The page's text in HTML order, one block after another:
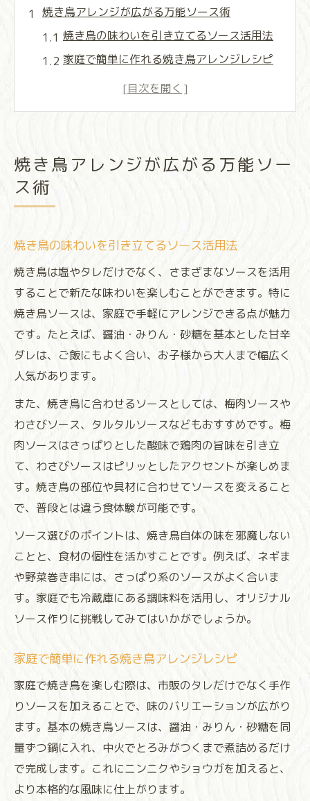
焼き鳥アレンジが広がる万能ソース術
焼き鳥の味わいを引き立てるソース活用法
家庭で簡単に作れる焼き鳥アレンジレシピ
焼き鳥ソースの選び方と組み合わせアイデ
タレ派必見！焼き鳥用の黄金比レシピ
焼き鳥タレの基本材料と比率のポイント
焼き鳥タレのレシピをプロに近づける方法
焼き鳥が一層美味しくなるタレの作り方
ヘルシー思考なら焼き鳥もソースで変身
焼き鳥をヘルシーに楽しむソース選び
健康志向の焼き鳥ソースアレンジ実例集
焼き鳥を低カロリーに仕上げるソース術
焼き鳥のヘルシーアレンジで栄養アップ
自宅で簡単に作れる焼き鳥のソース活用
焼き鳥ソースの簡単アレンジレシピ集
自宅で作る焼き鳥ソースの活用ポイント
焼き鳥のタレを使った活用レシピ特集
レンジで手軽に作れる焼き鳥ソース紹介
焼き鳥ソースで日々の食卓を豊かにする
焼き鳥の味わい深める調味料の選び方
焼き鳥に合う調味料の上手な選び方
焼き鳥ソースと調味料の組み合わせ例
焼き鳥料理におすすめの調味料ランキング
焼き鳥の味を深める調味料選定ポイント
焼き鳥レシピに合うタレの極意とは
焼き鳥レシピ別タレ選びのポイント解説
焼き鳥の味を左右するタレの極意を伝授
焼き鳥アレンジが広がる万能ソー
ス術
焼き鳥の味わいを引き立てるソース活用法
焼き鳥は塩やタレだけでなく、さまざまなソースを活用
することで新たな味わいを楽しむことができます。特に
焼き鳥ソースは、家庭で手軽にアレンジできる点が魅力
です。たとえば、醤油・みりん・砂糖を基本とした甘辛
ダレは、ご飯にもよく合い、お子様から大人まで幅広く
人気があります。
また、焼き鳥に合わせるソースとしては、梅肉ソースや
わさびソース、タルタルソースなどもおすすめです。梅
肉ソースはさっぱりとした酸味で鶏肉の旨味を引き立
て、わさびソースはピリッとしたアクセントが楽しめま
す。焼き鳥の部位や具材に合わせてソースを変えること
で、普段とは違う食体験が可能です。
ソース選びのポイントは、焼き鳥自体の味を邪魔しない
ことと、食材の個性を活かすことです。例えば、ネギま
や野菜巻き串には、さっぱり系のソースがよく合いま
す。家庭でも冷蔵庫にある調味料を活用し、オリジナル
ソース作りに挑戦してみてはいかがでしょうか。
家庭で簡単に作れる焼き鳥アレンジレシピ
家庭で焼き鳥を楽しむ際は、市販のタレだけでなく手作
りソースを加えることで、味のバリエーションが広がり
ます。基本の焼き鳥ソースは、醤油・みりん・砂糖を同
量ずつ鍋に入れ、中火でとろみがつくまで煮詰めるだけ
で完成します。これにニンニクやショウガを加えると、
より本格的な風味に仕上がります。